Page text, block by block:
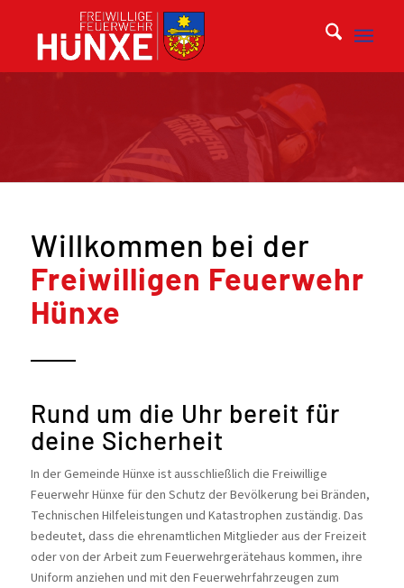
Willkommen bei der
Freiwilligen Feuerwehr
Hünxe
Rund um die Uhr bereit für
deine Sicherheit
In der Gemeinde Hünxe ist ausschließlich die Freiwillige
Feuerwehr Hünxe für den Schutz der Bevölkerung bei Bränden,
Technischen Hilfeleistungen und Katastrophen zuständig. Das
bedeutet, dass die ehrenamtlichen Mitglieder aus der Freizeit
oder von der Arbeit zum Feuerwehrgerätehaus kommen, ihre
Uniform anziehen und mit den Feuerwehrfahrzeugen zum